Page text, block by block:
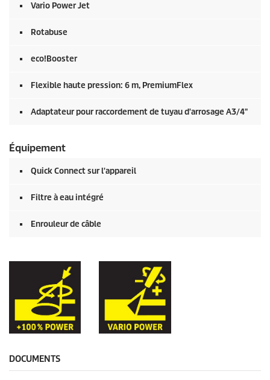
Vario Power Jet
Rotabuse
eco!Booster
Flexible haute pression: 6 m, PremiumFlex
Adaptateur pour raccordement de tuyau d'arrosage A3/4"
Équipement
Quick Connectsur l'appareil
Filtre à eau intégré
Enrouleur de câble
DOCUMENTS